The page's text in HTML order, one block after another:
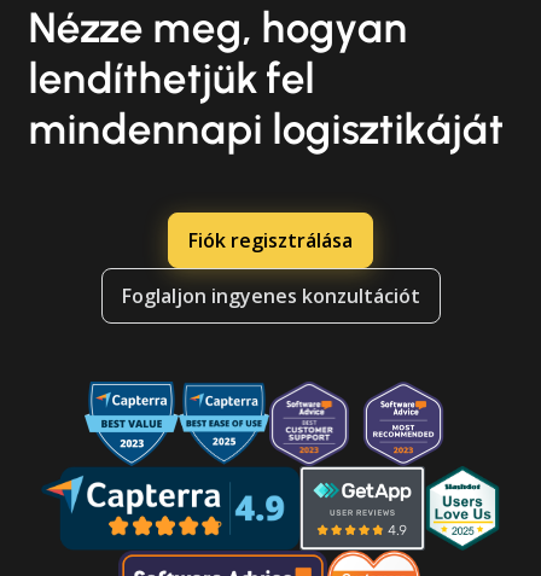
Nézze meg, hogyan
lendíthetjük fel
mindennapi logisztikáját
Fiók regisztrálása
Foglaljon ingyenes konzultációt